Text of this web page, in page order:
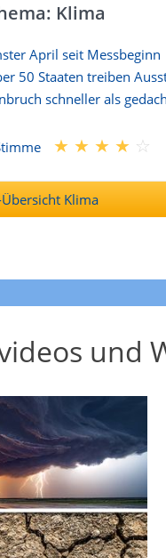
Klima
April seit Messbeginn
50 Staaten treiben
schneller als
Klima
und